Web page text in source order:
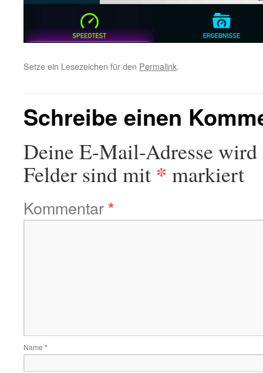
Setze ein Lesezeichen für den Permalink.
Schreibe einen
Deine E-Mail-Adresse
Felder sind mit * markiert
Kommentar*
Name *